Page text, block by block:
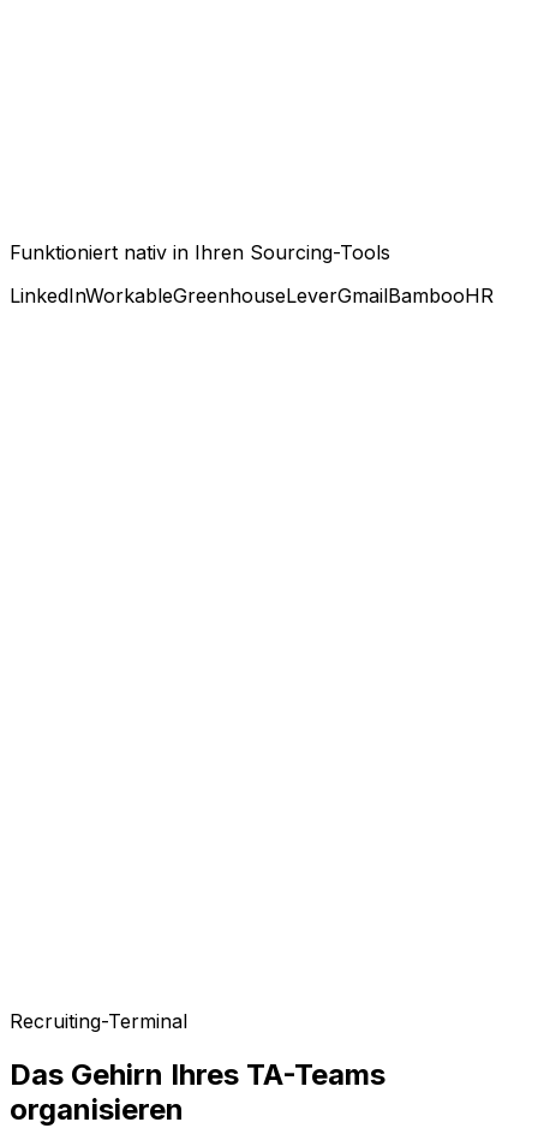
Funktioniert nativ in Ihren Sourcing-Tools
LinkedInWorkableGreenhouseLeverGmailBambooHR
Links zu Calendly, Tests und ATS
Recruiting-Terminal
Das Gehirn Ihres TA-Teams
organisieren